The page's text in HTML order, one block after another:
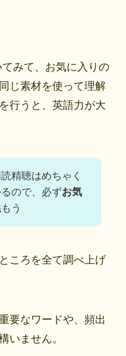
みて、お気に入りの
じ素材を使って理解
行うと、英語力が大
精聴はめちゃく
ので、必ずお気
う
ころを全て調べ上げ
要なワードや、頻出
いません。